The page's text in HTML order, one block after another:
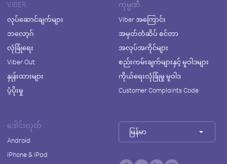
VIBER
လုပ်ဆောင်ချက်များ
ဘလော့ဂ်
လုံခြုံရေး
Viber Out
နှုန်းထားများ
ပံ့ပိုးမှု
ကုမ္ပဏီ
Viber အကြောင်း
အမှတ်တံဆိပ် စင်တာ
အလုပ်အကိုင်များ
စည်းကမ်းချက်များနှင့် မူဝါဒများ
ကိုယ်ရေးလုံခြုံမှု မူဝါဒ
Customer Complaints Code
ဒေါင်းလုတ်
Android
iPhone & iPad
မြန်မာ